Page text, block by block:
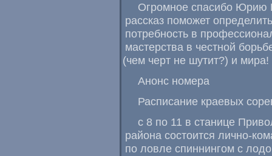
Огромное спасибо Юрию
рассказ поможет
потребность в
мастерства в честной
(чем черт не шутит?) и мира!
Анонс номера
Расписание краевых
с 8 по 11 в станице
района состоится лично-
по ловле спиннингом с